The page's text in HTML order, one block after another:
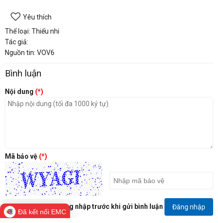
Yêu thích
Thể loại: Thiếu nhi
Tác giả:
Nguồn tin: VOV6
Bình luận
Nội dung (*)
Mã bảo vệ (*)
Đăng nhập trước khi gửi bình luận Đăng nhập
Đã kết nối EMC